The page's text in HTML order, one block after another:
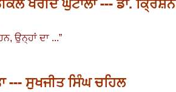
ਉਨ੍ਹਾਂ ਦਾ ...”
--- ਸੁਖਜੀਤ ਸਿੰਘ ਚਹਿਲ